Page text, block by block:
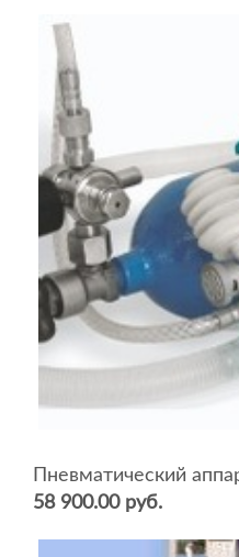
58 900.00 руб.